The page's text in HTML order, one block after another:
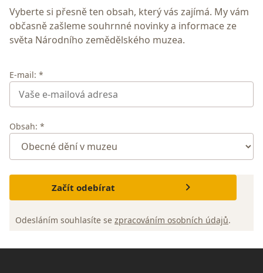
Vyberte si přesně ten obsah, který vás zajímá. My vám
občasně zašleme souhrnné novinky a informace ze
světa Národního zemědělského muzea.
E-mail: *
Obsah: *
Začít odebírat
Odesláním souhlasíte se zpracováním osobních údajů.